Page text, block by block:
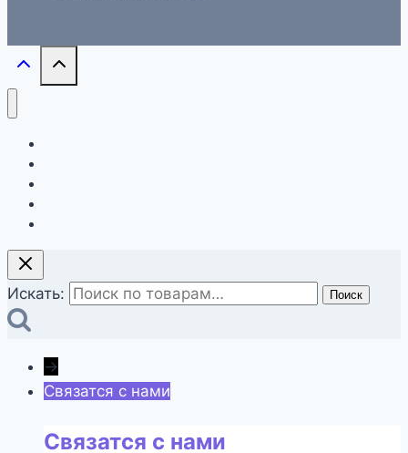
Искать: Поиск
→
Связатся с нами
Связатся с нами